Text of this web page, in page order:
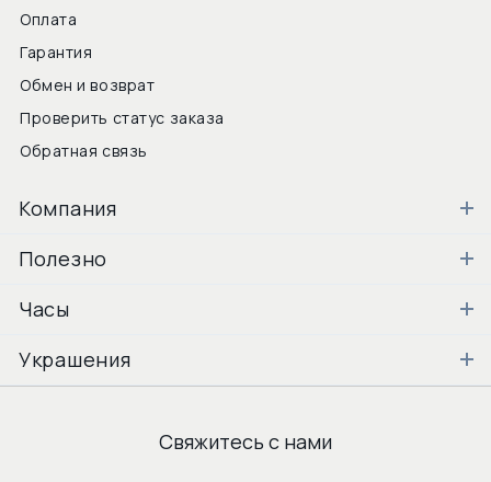
Оплата
Гарантия
Обмен и возврат
Проверить статус заказа
Обратная связь
Компания
Полезно
Часы
Украшения
Свяжитесь с нами